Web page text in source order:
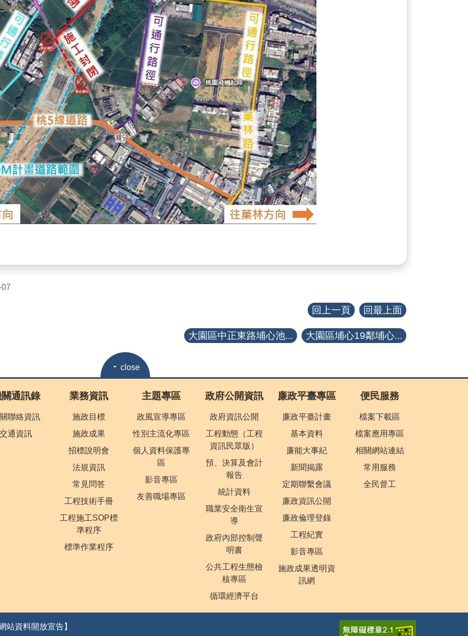
回上一頁 回最上面
大園區中正東路埔心池... 大園區埔心19鄰埔心...
close
通訊錄
聯絡資訊
交通資訊
業務資訊
施政目標
施政成果
招標說明會
法規資訊
常見問答
工程技術手冊
工程施工SOP標
準程序
標準作業程序
主題專區
政風宣導專區
性別主流化專區
個人資料保護專
區
影音專區
友善職場專區
政府公開資訊
政府資訊公開
工程動態（工程
資訊民眾版）
預、決算及會計
報告
統計資料
職業安全衛生宣
導
政府內部控制聲
明書
公共工程生態檢
核專區
循環經濟平台
廉政平臺專區
廉政平臺計畫
基本資料
廉能大事紀
新聞揭露
定期聯繫會議
廉政資訊公開
廉政倫理登錄
工程紀實
影音專區
施政成果透明資
訊網
便民服務
檔案下載區
檔案應用專區
相關網站連結
常用服務
全民督工
站資料開放宣告】